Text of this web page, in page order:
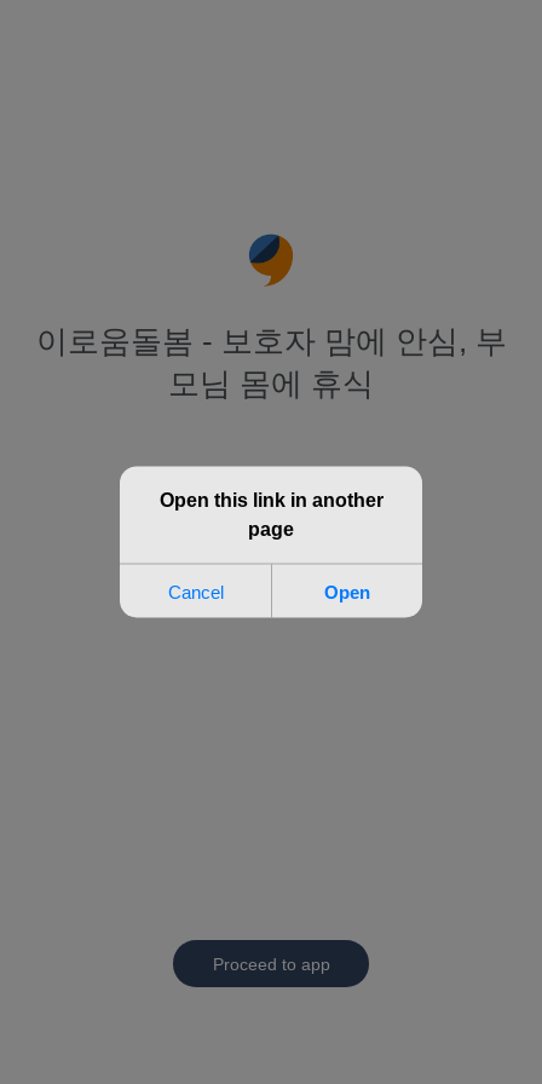
이로움돌봄 - 보호자 맘에 안심, 부
모님 몸에 휴식
Proceed to app